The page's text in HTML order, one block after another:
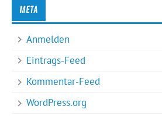
META
Anmelden
Eintrags-Feed
Kommentar-Feed
WordPress.org